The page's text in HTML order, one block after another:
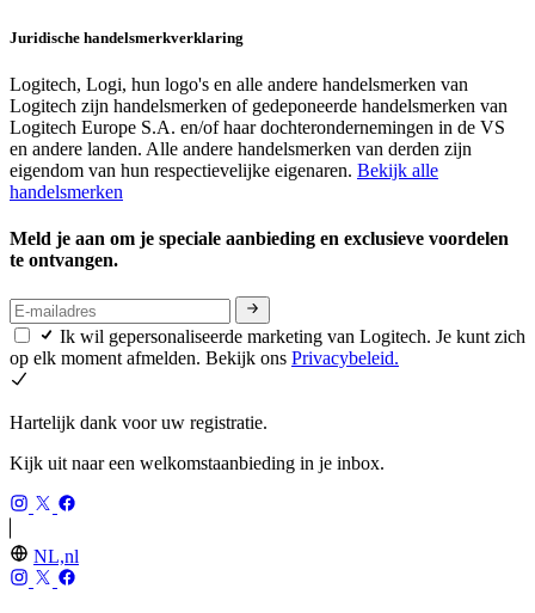
Juridische handelsmerkverklaring
Logitech, Logi, hun logo's en alle andere handelsmerken van
Logitech zijn handelsmerken of gedeponeerde handelsmerken van
Logitech Europe S.A. en/of haar dochterondernemingen in de VS
en andere landen. Alle andere handelsmerken van derden zijn
eigendom van hun respectievelijke eigenaren. Bekijk alle
handelsmerken
Meld je aan om je speciale aanbieding en exclusieve voordelen
te ontvangen.
Ik wil gepersonaliseerde marketing van Logitech. Je kunt zich
op elk moment afmelden. Bekijk ons Privacybeleid.
Hartelijk dank voor uw registratie.
Kijk uit naar een welkomstaanbieding in je inbox.
NL,nl